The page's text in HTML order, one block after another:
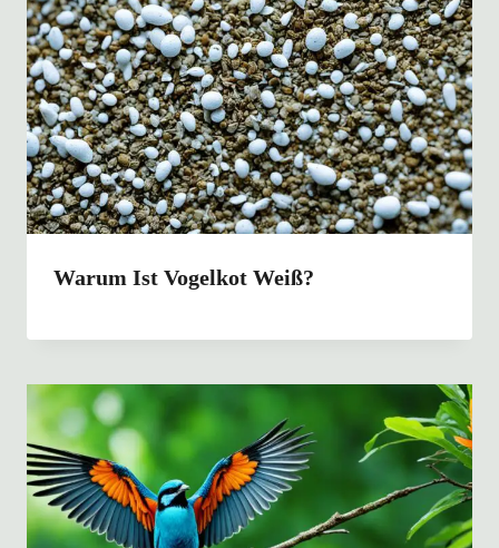
Warum Ist Vogelkot Weiß?